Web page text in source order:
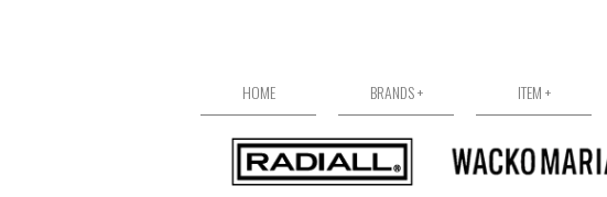
HOME BRANDS + ITEM +